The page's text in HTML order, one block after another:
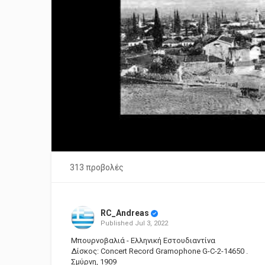
313 προβολές
RC_Andreas
Published Jul 3, 2022
Μπουρνοβαλιά - Ελληνική Εστουδιαντίνα
Δίσκος: Concert Record Gramophone G-C-2-14650 .
Σμύρνη, 1909